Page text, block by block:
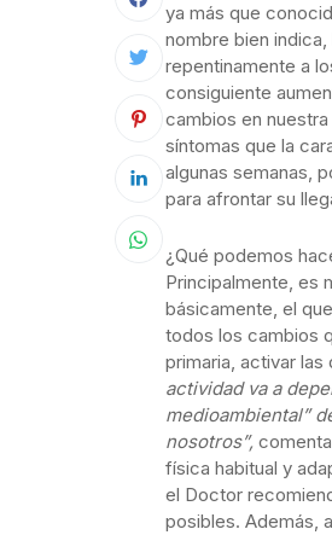
ya más que
nombre bien
repentinamente a
consiguiente
cambios en
síntomas que la
algunas semanas,
para afrontar su
¿Qué podemos
Principalmente, es
básicamente, el
todos los cambios
primaria, activar
actividad va a
medioambiental”
nosotros”,
física habitual y
el Doctor
posibles. Además,